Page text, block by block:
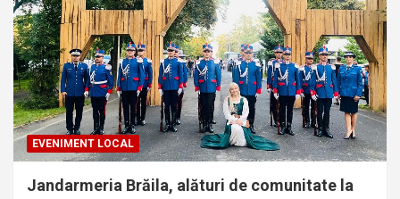
EVENIMENT LOCAL
Jandarmeria Brăila, alături de comunitate la